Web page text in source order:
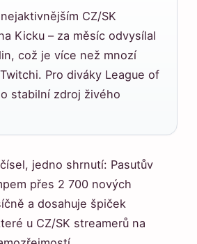
CZ/SK
Kicku – za měsíc odvysílal
což je více než mnozí
Pro diváky League of
stabilní zdroj živého
jedno shrnutí: Pasutův
přes 2 700 nových
a dosahuje špiček
u CZ/SK streamerů na